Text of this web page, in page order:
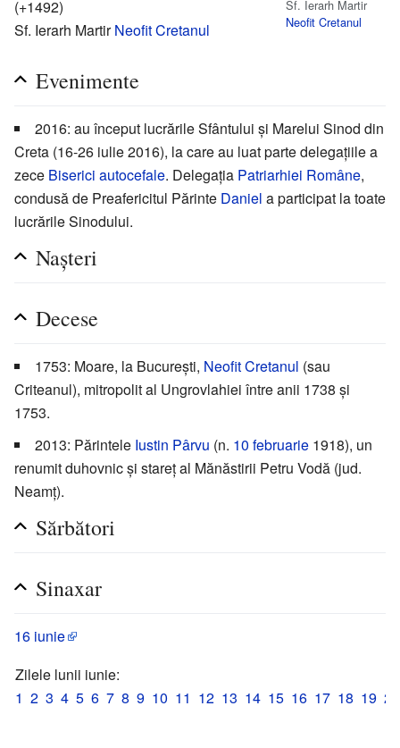
Sf. Ierarh Martir
Neofit Cretanul
(+1492)
Sf. Ierarh MartirNeofit Cretanul
Evenimente
2016: au început lucrările Sfântului și Marelui Sinod din
Creta (16-26 iulie 2016), la care au luat parte delegațiile a
zece Biserici autocefale. Delegația Patriarhiei Române,
condusă de Preafericitul Părinte Daniel a participat la toate
lucrările Sinodului.
Nașteri
Decese
1753: Moare, la București, Neofit Cretanul (sau
Criteanul), mitropolit al Ungrovlahiei între anii 1738 și
1753.
2013: Părintele Iustin Pârvu (n. 10 februarie 1918), un
renumit duhovnic și stareț al Mănăstirii Petru Vodă (jud.
Neamț).
Sărbători
Sinaxar
16 iunie
Zilele lunii iunie:
1 2 3 4 5 6 7 8 9 10 11 12 13 14 15 16 17 18 19 20